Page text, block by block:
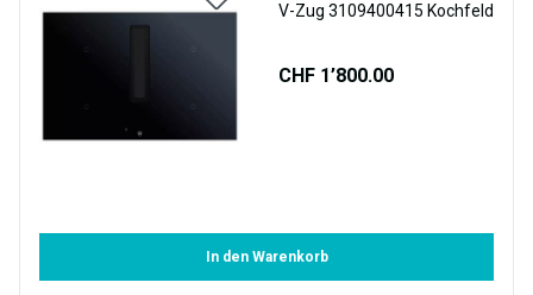
V-Zug 3109400415 Kochfeld
CHF 1’800.00
In den Warenkorb